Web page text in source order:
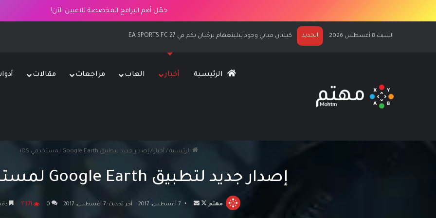
حمّل أهم البرامج المخصصة للاعبين الآن!
السبت 8 أغسطس 2026 الجديد الكشف عن كيليان مبابي نجماً لغلاف EA SPORTS FC 27
الرئيسية أخبار العاب مراجعات مقالات
الرئيسية / أخبار / إصدار جديد لتطبيق Google Earth لمستخدمي iOS
إصدار جديد لتطبيق Google Earth لمستخدمي iOS
مهتم
تابع أرسل7 أغسطس، 2017 آخر تحديث: 7 أغسطس، 2017 0 1٬371